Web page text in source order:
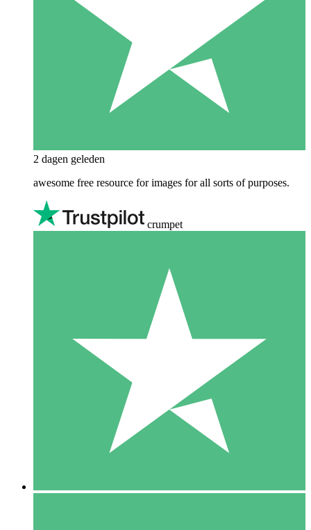
2 dagen geleden
awesome free resource for images for all sorts of purposes.
crumpet